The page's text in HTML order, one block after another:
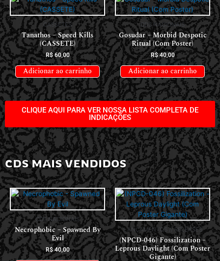
CASSETES
Tanathos – Speed Kills
(CASSETE)
R$60,00
Adicionar ao carrinho
CDS NACIONAIS
Gosudar – Morbid Despotic
Ritual (Com Poster)
R$40,00
Adicionar ao carrinho
CLIQUE AQUI PARA VER NOSSA LISTA COMPLETA DE
INDICAÇÕES
CDS MAIS VENDIDOS
CDS NACIONAIS
Necrophobic – Spawned By
Evil
R$40,00
LANÇAMENTOS // RELEASES
(NPCD-046) Fossilization –
Leprous Daylight (Com Poster
Gigante)